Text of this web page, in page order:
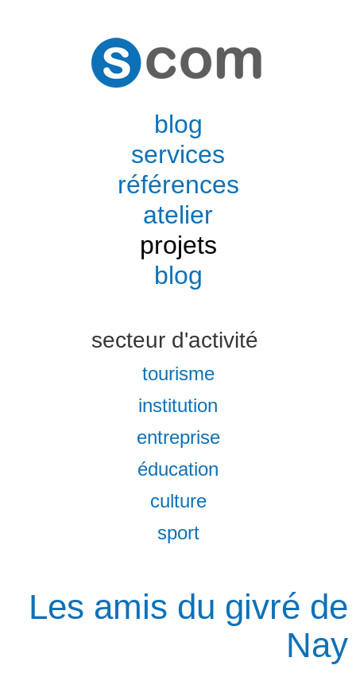
blog
services
références
atelier
projets
blog
secteur d'activité
tourisme
institution
entreprise
éducation
culture
sport
Les amis du givré de
Nay